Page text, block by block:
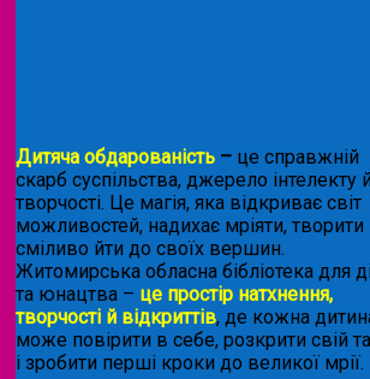
Дитяча обдарованість – це справжній
скарб суспільства, джерело інтелекту
творчості. Це магія, яка відкриває світ
можливостей, надихає мріяти, творити
сміливо йти до своїх вершин.
Житомирська обласна бібліотека для
та юнацтва – це простір натхнення,
творчості й відкриттів, де кожна
може повірити в себе, розкрити свій
і зробити перші кроки до великої мрії.